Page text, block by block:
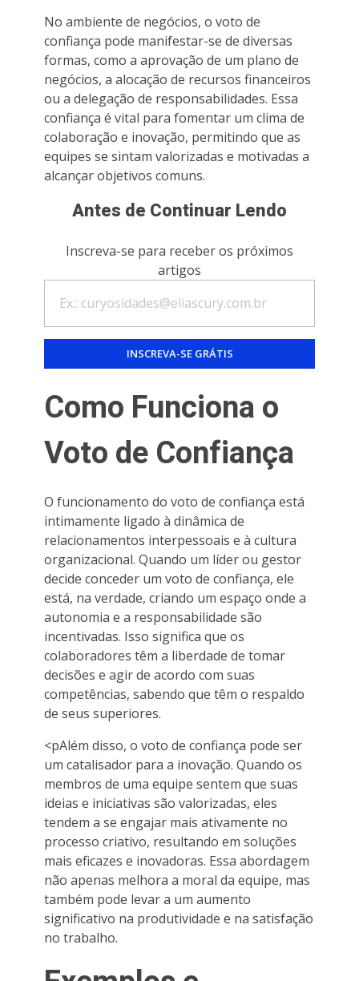
No ambiente de negócios, o voto de
confiança pode manifestar-se de diversas
formas, como a aprovação de um plano de
negócios, a alocação de recursos financeiros
ou a delegação de responsabilidades. Essa
confiança é vital para fomentar um clima de
colaboração e inovação, permitindo que as
equipes se sintam valorizadas e motivadas a
alcançar objetivos comuns.
Antes de Continuar Lendo
Inscreva-se para receber os próximos
artigos
Como Funciona o
Voto de Confiança
O funcionamento do voto de confiança está
intimamente ligado à dinâmica de
relacionamentos interpessoais e à cultura
organizacional. Quando um líder ou gestor
decide conceder um voto de confiança, ele
está, na verdade, criando um espaço onde a
autonomia e a responsabilidade são
incentivadas. Isso significa que os
colaboradores têm a liberdade de tomar
decisões e agir de acordo com suas
competências, sabendo que têm o respaldo
de seus superiores.
<pAlém disso, o voto de confiança pode ser
um catalisador para a inovação. Quando os
membros de uma equipe sentem que suas
ideias e iniciativas são valorizadas, eles
tendem a se engajar mais ativamente no
processo criativo, resultando em soluções
mais eficazes e inovadoras. Essa abordagem
não apenas melhora a moral da equipe, mas
também pode levar a um aumento
significativo na produtividade e na satisfação
no trabalho.